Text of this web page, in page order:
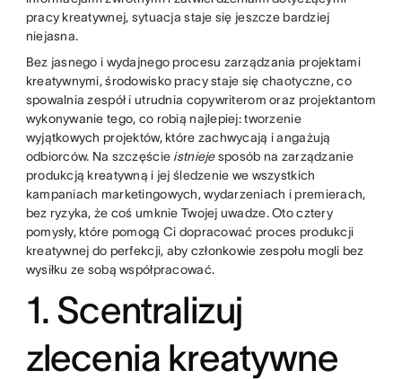
pracy kreatywnej, sytuacja staje się jeszcze bardziej
niejasna.
Bez jasnego i wydajnego procesu zarządzania projektami
kreatywnymi, środowisko pracy staje się chaotyczne, co
spowalnia zespół i utrudnia copywriterom oraz projektantom
wykonywanie tego, co robią najlepiej: tworzenie
wyjątkowych projektów, które zachwycają i angażują
odbiorców. Na szczęście istniejesposób na zarządzanie
produkcją kreatywną i jej śledzenie we wszystkich
kampaniach marketingowych, wydarzeniach i premierach,
bez ryzyka, że coś umknie Twojej uwadze. Oto cztery
pomysły, które pomogą Ci dopracować proces produkcji
kreatywnej do perfekcji, aby członkowie zespołu mogli bez
wysiłku ze sobą współpracować.
1. Scentralizuj
zlecenia kreatywne